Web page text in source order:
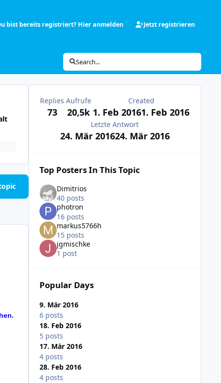
bist bereits registriert? Hier anmelden Jetzt registrieren
Search...
Replies
73
Aufrufe
20,5k
Created
1. Feb 20161. Feb 2016
Letzte Antwort
24. Mär 201624. Mär 2016
Top Posters In This Topic
Dimitrios
40 posts
photron
16 posts
markus5766h
15 posts
jgmischke
1 post
Popular Days
9. Mär 2016
6 posts
18. Feb 2016
5 posts
17. Mär 2016
4 posts
28. Feb 2016
4 posts